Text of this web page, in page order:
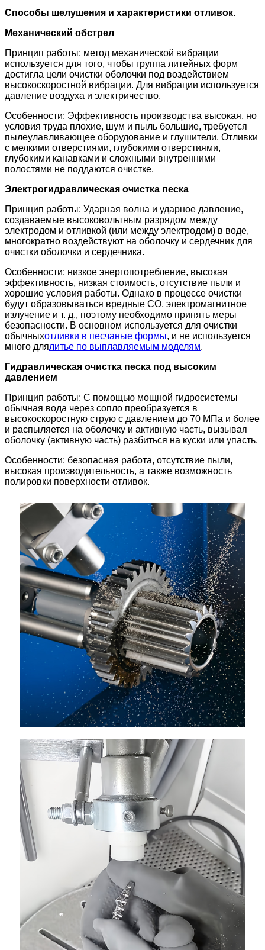
Способы шелушения и характеристики отливок.
Механический обстрел
Принцип работы: метод механической вибрации
используется для того, чтобы группа литейных форм
достигла цели очистки оболочки под воздействием
высокоскоростной вибрации. Для вибрации используется
давление воздуха и электричество.
Особенности: Эффективность производства высокая, но
условия труда плохие, шум и пыль большие, требуется
пылеулавливающее оборудование и глушители. Отливки
с мелкими отверстиями, глубокими отверстиями,
глубокими канавками и сложными внутренними
полостями не поддаются очистке.
Электрогидравлическая очистка песка
Принцип работы: Ударная волна и ударное давление,
создаваемые высоковольтным разрядом между
электродом и отливкой (или между электродом) в воде,
многократно воздействуют на оболочку и сердечник для
очистки оболочки и сердечника.
Особенности: низкое энергопотребление, высокая
эффективность, низкая стоимость, отсутствие пыли и
хорошие условия работы. Однако в процессе очистки
будут образовываться вредные CO, электромагнитное
излучение и т. д., поэтому необходимо принять меры
безопасности. В основном используется для очистки
обычныхотливки в песчаные формы, и не используется
много длялитье по выплавляемым моделям.
Гидравлическая очистка песка под высоким
давлением
Принцип работы: С помощью мощной гидросистемы
обычная вода через сопло преобразуется в
высокоскоростную струю с давлением до 70 МПа и более
и распыляется на оболочку и активную часть, вызывая
оболочку (активную часть) разбиться на куски или упасть.
Особенности: безопасная работа, отсутствие пыли,
высокая производительность, а также возможность
полировки поверхности отливок.